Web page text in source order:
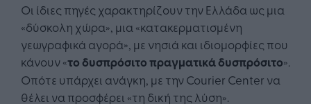
Οι ίδιες πηγές χαρακτηρίζουν την Ελλάδα ως μια
«δύσκολη χώρα», μια «κατακερματισμένη
γεωγραφικά αγορά», με νησιά και ιδιομορφίες που
κάνουν «το δυσπρόσιτο πραγματικά δυσπρόσιτο».
Οπότε υπάρχει ανάγκη, με την Courier Center να
θέλει να προσφέρει «τη δική της λύση».